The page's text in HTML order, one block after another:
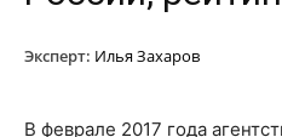
Эксперт: Илья Захаров
В феврале 2017 года